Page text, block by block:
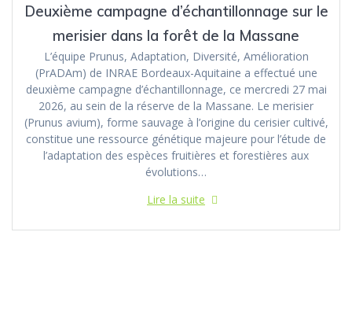
Deuxième campagne d’échantillonnage sur le
merisier dans la forêt de la Massane
L’équipe Prunus, Adaptation, Diversité, Amélioration
(PrADAm) de INRAE Bordeaux-Aquitaine a effectué une
deuxième campagne d’échantillonnage, ce mercredi 27 mai
2026, au sein de la réserve de la Massane. Le merisier
(Prunus avium), forme sauvage à l’origine du cerisier cultivé,
constitue une ressource génétique majeure pour l’étude de
l’adaptation des espèces fruitières et forestières aux
évolutions…
Lire la suite